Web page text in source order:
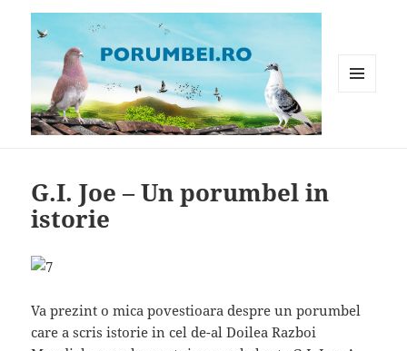
G.I. Joe – Un porumbel in
istorie
Va prezint o mica povestioara despre un porumbel
care a scris istorie in cel de-al Doilea Razboi